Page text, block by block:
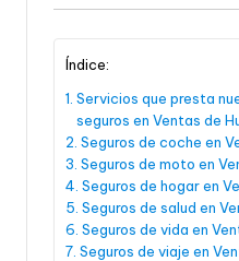
Índice:
Servicios que presta
seguros en Ventas de
Seguros de coche en
Seguros de moto en
Seguros de hogar en
Seguros de salud en
Seguros de vida en
Seguros de viaje en